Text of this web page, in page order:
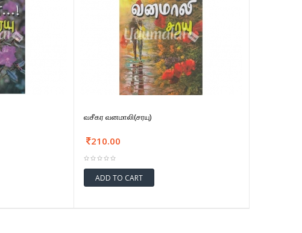
வசீகர வனமாலி(சரயு)
210.00
ADD TO CART